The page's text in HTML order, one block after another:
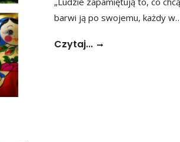
barwi ją po swojemu, każdy
Czytaj...